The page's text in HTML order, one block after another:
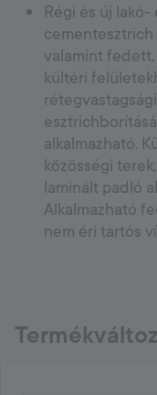
Régi és új
valamint
kültéri
alkalmazható.
közösségi
laminált padló
Alkalmazható
nem éri tartós